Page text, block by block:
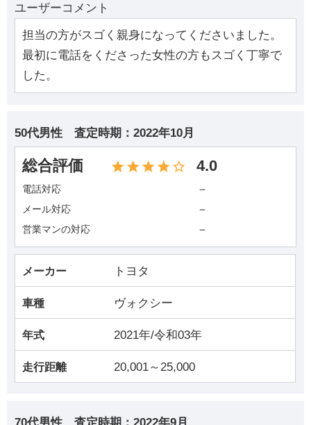
ユーザーコメント
担当の方がスゴく親身になってくださいました。
最初に電話をくださった女性の方もスゴく丁寧で
した。
50代男性 査定時期： 2022年10月
総合評価 4.0
電話対応 －
メール対応 －
営業マンの対応 －
メーカー トヨタ
車種 ヴォクシー
年式 2021年/令和03年
走行距離 20,001～25,000